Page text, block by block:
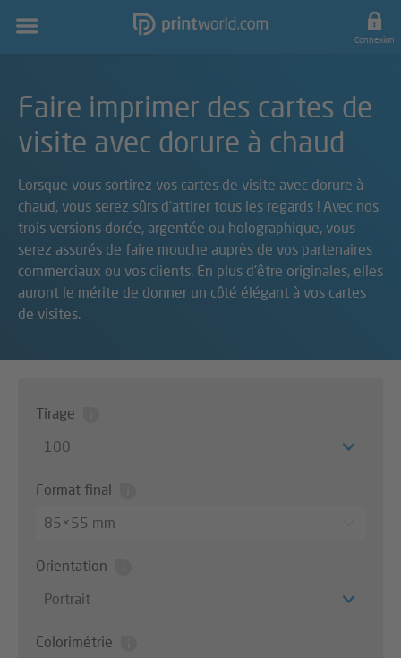
Navigation
principale Connexion
Faire imprimer des cartes de
visite avec dorure à chaud
Lorsque vous sortirez vos cartes de visite avec dorure à
chaud, vous serez sûrs d'attirer tous les regards ! Avec nos
trois versions dorée, argentée ou holographique, vous
serez assurés de faire mouche auprès de vos partenaires
commerciaux ou vos clients. En plus d'être originales, elles
auront le mérite de donner un côté élégant à vos cartes
de visites.
Tirage
100
Format final
85×55 mm
Orientation
Portrait
Colorimétrie